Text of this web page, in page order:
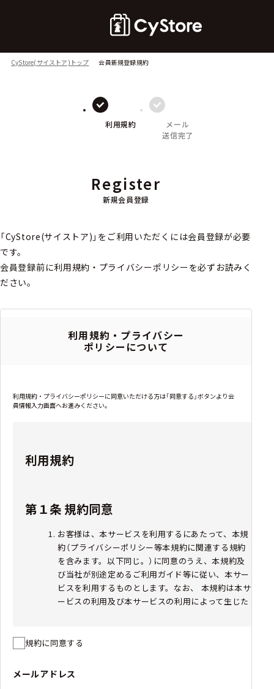
CyStore(サイストア)トップ 会員新規登録規約
利用規約
メール
送信完了
新規会員登録
Register
「CyStore(サイストア)」をご利用いただくには会員登録が必要
です。
会員登録前に利用規約・プライバシーポリシーを必ずお読みく
ださい。
利用規約・プライバシー
ポリシーについて
利用規約・プライバシーポリシーに同意いただける方は「同意する」ボタンより会
員情報入力画面へお進みください。
利用規約
第１条 規約同意
お客様は、本サービスを利用するにあたって、本規
約（プライバシーポリシー等本規約に関連する規約
を含みます。以下同じ。）に同意のうえ、本規約及
び当社が別途定めるご利用ガイド等に従い、本サー
ビスを利用するものとします。なお、 本規約は本サ
ービスの利用及び本サービスの利用によって生じた
代理人の本規約への同意を得たうえで本サービスを
点で未成年者であったお客様が、成年に達した後に
本サービスを利用した場合、未成年者であった間の
規約に同意する
メールアドレス